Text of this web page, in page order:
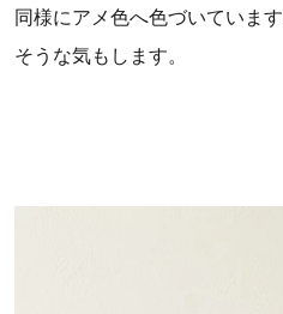
同様にアメ色へ色づいていま
そうな気もします。